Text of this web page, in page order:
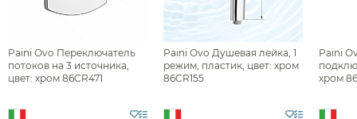
Диспенсеры ватных дисков
Paini Ovo Переключатель
потоков на 3 источника,
цвет: хром 86CR471
Paini Ovo Душевая лейка, 1
режим, пластик, цвет: хром
86CR155
Paini
хром